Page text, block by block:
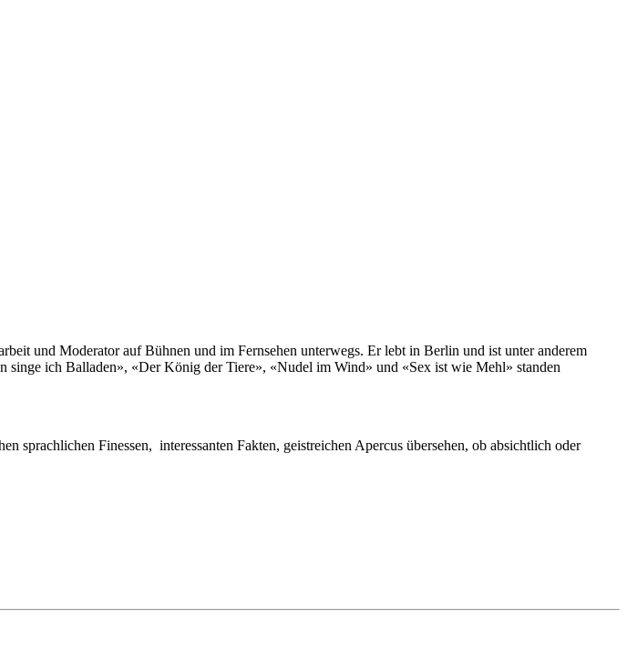
und Moderator auf Bühnen und im Fernsehen unterwegs. Er lebt in Berlin und ist unter anderem
singe ich Balladen», «Der König der Tiere», «Nudel im Wind» und «Sex ist wie Mehl» standen
sprachlichen Finessen, interessanten Fakten, geistreichen Apercus übersehen, ob absichtlich oder